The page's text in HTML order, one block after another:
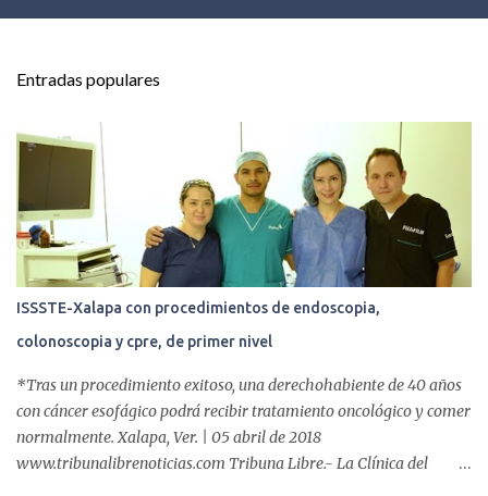
s
Entradas populares
ISSSTE-Xalapa con procedimientos de endoscopia,
colonoscopia y cpre, de primer nivel
*Tras un procedimiento exitoso, una derechohabiente de 40 años
con cáncer esofágico podrá recibir tratamiento oncológico y comer
normalmente. Xalapa, Ver. | 05 abril de 2018
www.tribunalibrenoticias.com Tribuna Libre.- La Clínica del